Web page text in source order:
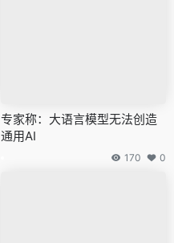
专家称：大语言模型无法创造
通用AI
170 0